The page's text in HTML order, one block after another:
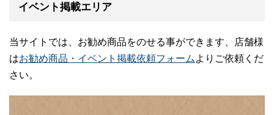
イベント掲載エリア
当サイトでは、お勧め商品をのせる事ができます、店舗様
はお勧め商品・イベント掲載依頼フォーム よりご依頼くだ
さい。